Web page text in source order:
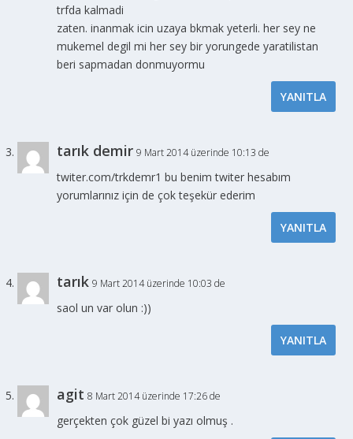
trfda kalmadi
zaten. inanmak icin uzaya bkmak yeterli. her sey ne
mukemel degil mi her sey bir yorungede yaratilistan
beri sapmadan donmuyormu
YANITLA
tarık demir 9 Mart 2014 üzerinde 10:13 de
twiter.com/trkdemr1 bu benim twiter hesabım
yorumlarınız için de çok teşekür ederim
YANITLA
tarık 9 Mart 2014 üzerinde 10:03 de
saol un var olun :))
YANITLA
agit 8 Mart 2014 üzerinde 17:26 de
gerçekten çok güzel bi yazı olmuş .